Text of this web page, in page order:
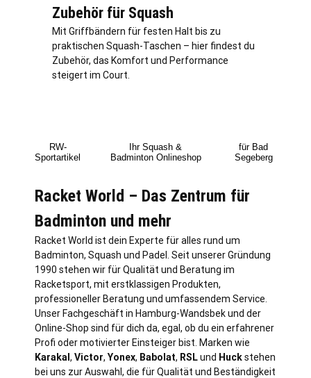
Zubehör für Squash
Mit Griffbändern für festen Halt bis zu
praktischen Squash-Taschen – hier findest du
Zubehör, das Komfort und Performance
steigert im Court.
RW-
Sportartikel
Ihr Squash &
Badminton Onlineshop
für Bad
Segeberg
Racket World – Das Zentrum für
Badminton und mehr
Racket World ist dein Experte für alles rund um
Badminton, Squash und Padel. Seit unserer Gründung
1990 stehen wir für Qualität und Beratung im
Racketsport, mit erstklassigen Produkten,
professioneller Beratung und umfassendem Service.
Unser Fachgeschäft in Hamburg-Wandsbek und der
Online-Shop sind für dich da, egal, ob du ein erfahrener
Profi oder motivierter Einsteiger bist. Marken wie
Karakal , Victor, Yonex, Babolat, RSLund Huckstehen
bei uns zur Auswahl, die für Qualität und Beständigkeit